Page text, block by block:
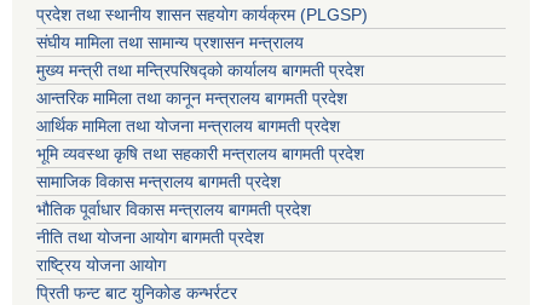
प्रदेश तथा स्थानीय शासन सहयाेग कार्यक्रम (PLGSP)
संघीय मामिला तथा सामान्य प्रशासन मन्त्रालय
मुख्य मन्त्री तथा मन्त्रिपरिषद्को कार्यालय बागमती प्रदेश
आन्तरिक मामिला तथा कानून मन्त्रालय बागमती प्रदेश
आर्थिक मामिला तथा योजना मन्त्रालय बागमती प्रदेश
भूमि व्यवस्था कृषि तथा सहकारी मन्त्रालय बागमती प्रदेश
सामाजिक विकास मन्त्रालय बागमती प्रदेश
भौतिक पूर्वाधार विकास मन्त्रालय बागमती प्रदेश
नीति तथा योजना आयोग बागमती प्रदेश
राष्ट्रिय योजना आयोग
प्रिती फन्ट बाट युनिकोड कन्भर्रटर